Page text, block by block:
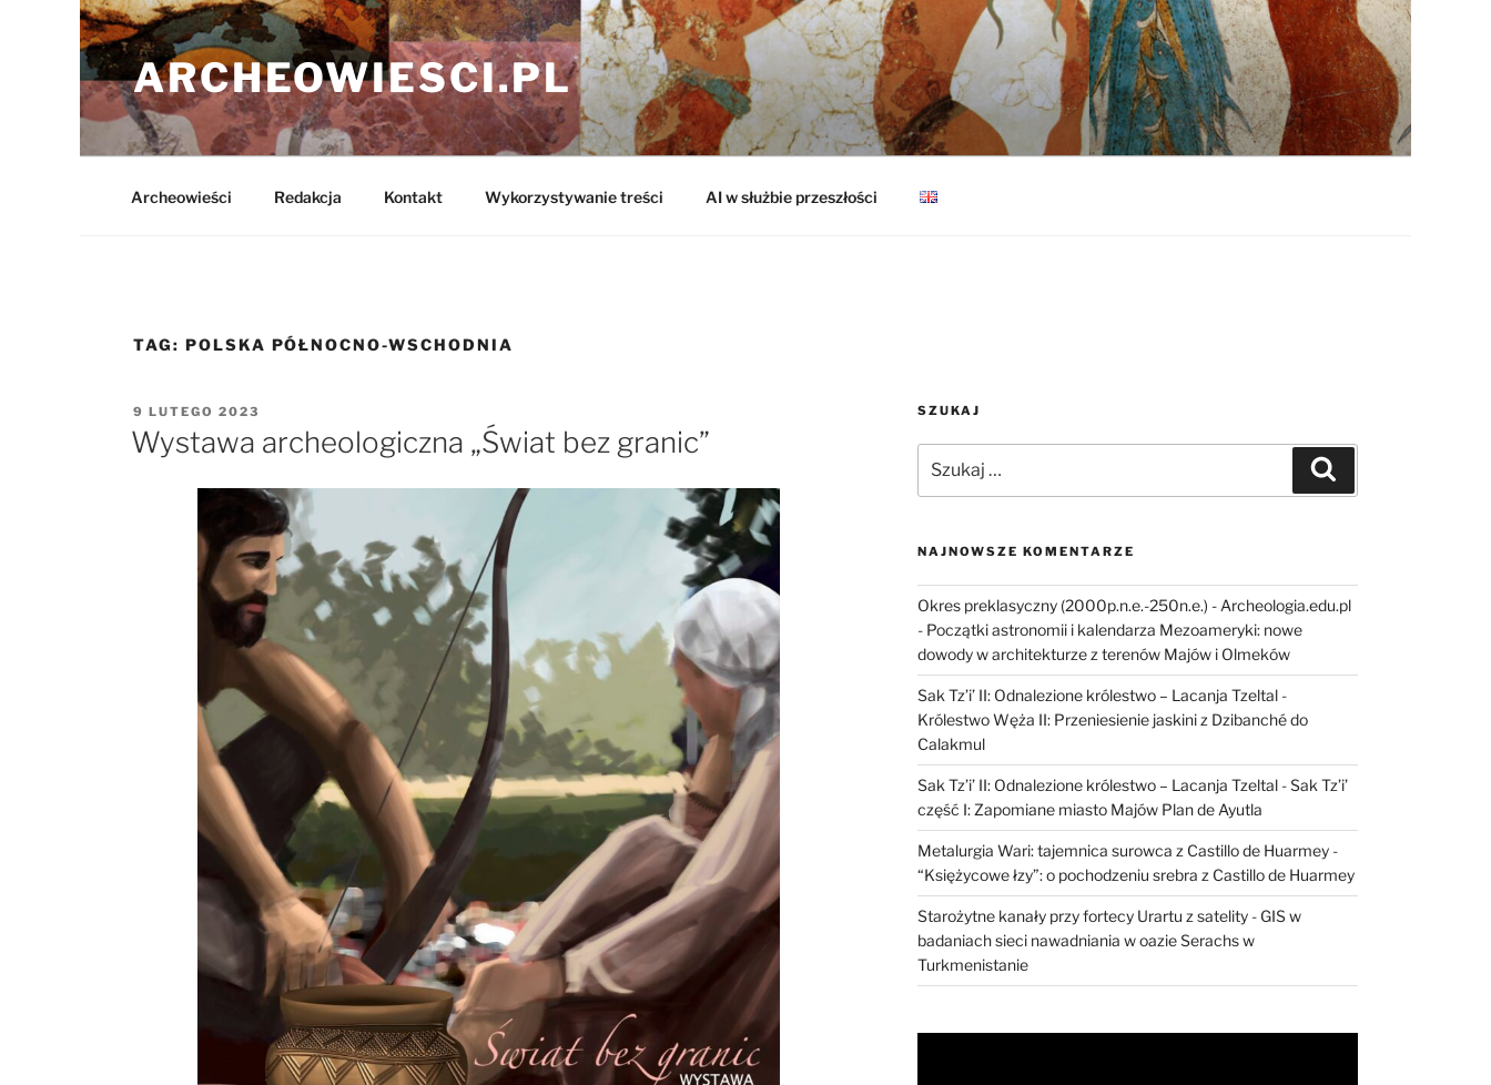
Przejdź
do
treści
ARCHEOWIESCI.PL
Archeowieści Redakcja Kontakt Wykorzystywanie treści AI w służbie przeszłości
TAG: POLSKA PÓŁNOCNO-WSCHODNIA
OPUBLIKOWANE
W
9 LUTEGO 2023
Wystawa archeologiczna „Świat bez granic”
SZUKAJ
NAJNOWSZE KOMENTARZE
Okres preklasyczny (2000p.n.e.-250n.e.) - Archeologia.edu.pl
- Początki astronomii i kalendarza Mezoameryki: nowe
dowody w architekturze z terenów Majów i Olmeków
Sak Tz’i’ II: Odnalezione królestwo – Lacanja Tzeltal-
Królestwo Węża II: Przeniesienie jaskini z Dzibanché do
Calakmul
Sak Tz’i’ II: Odnalezione królestwo – Lacanja Tzeltal-Sak Tz’i’
część I: Zapomiane miasto Majów Plan de Ayutla
Metalurgia Wari: tajemnica surowca z Castillo de Huarmey-
“Księżycowe łzy”: o pochodzeniu srebra z Castillo de Huarmey
Starożytne kanały przy fortecy Urartu z satelity- GIS w
badaniach sieci nawadniania w oazie Serachs w
Turkmenistanie